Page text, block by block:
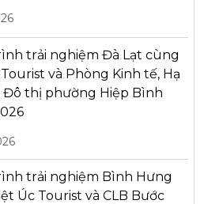
trải nghiệm Đà Lạt cùng
và Phòng Kinh tế, Hạ
Đô thị phường Hiệp Bình
trải nghiệm Bình Hưng
Úc Tourist và CLB Bước